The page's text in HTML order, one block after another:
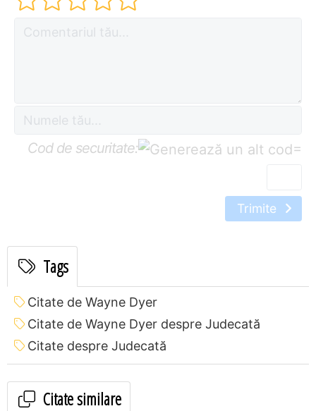
Cod de securitate: =
Trimite
Tags
Citate de Wayne Dyer
Citate de Wayne Dyer despre Judecată
Citate despre Judecată
Citate similare